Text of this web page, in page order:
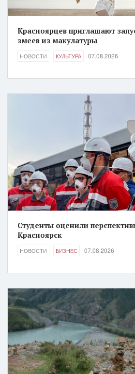
Красноярцев приглашают
змеев из макулатуры
НОВОСТИ КУЛЬТУРА 07.08.2026
Студенты оценили
Красноярск
НОВОСТИ БИЗНЕС 07.08.2026